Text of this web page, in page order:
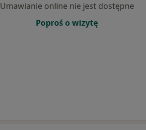
Umawianie online nie jest dostępne
Poproś o wizytę